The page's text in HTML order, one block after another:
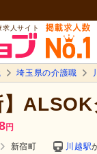
求人サイト
埼玉県の介護職
】
円
新宿町 川越駅